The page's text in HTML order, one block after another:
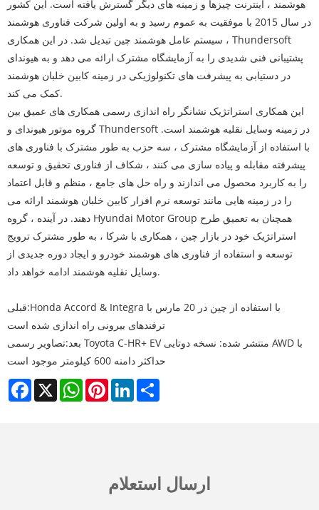
هوشمند ، اینترنت چیزها و زمینه های دیگر گسترش یافته است. این کشور
در سال 2015 با موفقیت به عموم رسید و به اولین شرکت فناوری هوشمند
سیستم عامل هوشمند چین تبدیل شد. در این همکاری ، Thundersoft
پشتیبانی فنی شدیدی را به آزمایشگاه مشترک ارائه می دهد و به هیوندای
در دستیابی به پیشرفت های تکنولوژیکی در زمینه کابین خلبان هوشمند
کمک می کند.
این همکاری استراتژیک نشانگر راه اندازی رسمی همکاری های عمیق بین
گروه موتور هیوندای و Thundersoft در زمینه وسایل نقلیه هوشمند است.
با استفاده از آزمایشگاه مشترک ، سه حزب به طور مشترک با فناوری های
پیشرفته مقابله و پیاده سازی می کنند ، شکاف از فناوری تحقیق و توسعه
را به کاربرد محصول می اندازند و راه حل های جامع ، منظم و قابل اعتماد
را در زمینه هایی مانند توسعه نرم افزار کابین خلبان هوشمند ارائه می
دهند. در آینده ، گروه Hyundai Motor Group همچنان به تعمیق طرح
استراتژیک خود در بازار چین ، همکاری با شرکا ، به طور مشترک ترویج
توسعه و استفاده از فناوری های هوشمند خودرو و ایجاد دوره جدیدی از
وسایل نقلیه هوشمند ادامه خواهد داد.
قبلی:Honda Accord & Integra با استفاده از چین در 20 مارس با
ترفندهای بیرونی راه اندازی شده است
بعد:تصاویر رسمی Toyota C-HR+ EV منتشر شده: نسخه دوتایی AWD با
حداکثر دامنه 600 کیلومتر موجود است
Facebook
X WhatsAppPinterestLinkedIn
ارسال استعلام